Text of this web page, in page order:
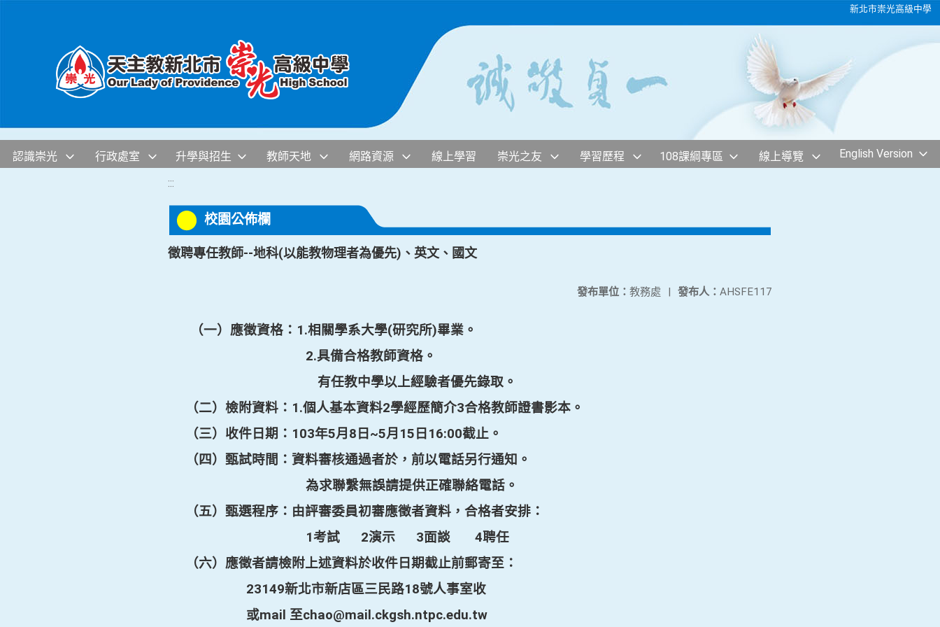
新北市崇光高級中學
認識崇光 行政處室 升學與招生 教師天地 網路資源 線上學習 崇光之友 學習歷程 108課綱專區 線上導覽 English Version
:::
校園公佈欄
徵聘專任教師--地科(以能教物理者為優先)、英文、國文
發布人： AHSFE117
發布單位： 教務處 |
（一）應徵資格： 1.相關學系大學(研究所)畢業。
2.具備合格教師資格。
有任教中學以上經驗者優先錄取。
（二）檢附資料： 1.個人基本資料2學經歷簡介3合格教師證書影本。
（三）收件日期： 103年5月 8 日 ~5月 15 日 16:00截止。
（四）甄試時間：資料審核通過者於，前以電話另行通知。
為求聯繫無誤請提供正確聯絡電話。
（五）甄選程序：由評審委員初審應徵者資料，合格者安排：
1考試2演示3面談4聘任
（六）應徵者請檢附上述資料於收件日期截止前郵寄至：
23149新北市新店區三民路18號人事室收
或mail 至chao@mail.ckgsh.ntpc.edu.tw